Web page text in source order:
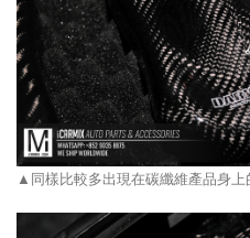
▲同樣比較多出現在碳纖維產品身上